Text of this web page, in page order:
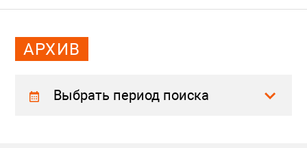
АРХИВ
Выбрать период поиска